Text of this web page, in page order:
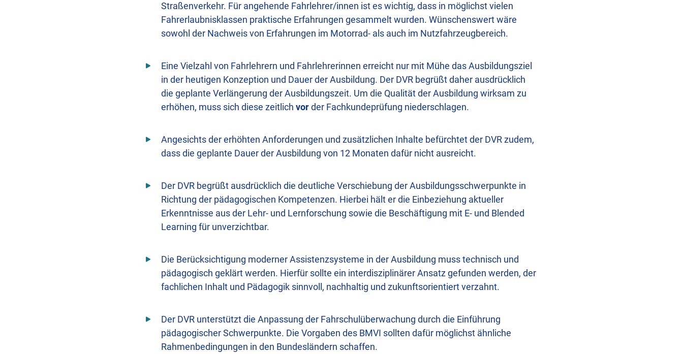
Straßenverkehr. Für angehende Fahrlehrer/innen ist es wichtig, dass in möglichst vielen
Fahrerlaubnisklassen praktische Erfahrungen gesammelt wurden. Wünschenswert wäre
sowohl der Nachweis von Erfahrungen im Motorrad- als auch im Nutzfahrzeugbereich.
Eine Vielzahl von Fahrlehrern und Fahrlehrerinnen erreicht nur mit Mühe das Ausbildungsziel
in der heutigen Konzeption und Dauer der Ausbildung. Der DVR begrüßt daher ausdrücklich
die geplante Verlängerung der Ausbildungszeit. Um die Qualität der Ausbildung wirksam zu
erhöhen, muss sich diese zeitlich vorder Fachkundeprüfung niederschlagen.
Angesichts der erhöhten Anforderungen und zusätzlichen Inhalte befürchtet der DVR zudem,
dass die geplante Dauer der Ausbildung von 12 Monaten dafür nicht ausreicht.
Der DVR begrüßt ausdrücklich die deutliche Verschiebung der Ausbildungsschwerpunkte in
Richtung der pädagogischen Kompetenzen. Hierbei hält er die Einbeziehung aktueller
Erkenntnisse aus der Lehr- und Lernforschung sowie die Beschäftigung mit E- und Blended
Learning für unverzichtbar.
Die Berücksichtigung moderner Assistenzsysteme in der Ausbildung muss technisch und
pädagogisch geklärt werden. Hierfür sollte ein interdisziplinärer Ansatz gefunden werden, der
fachlichen Inhalt und Pädagogik sinnvoll, nachhaltig und zukunftsorientiert verzahnt.
Der DVR unterstützt die Anpassung der Fahrschulüberwachung durch die Einführung
pädagogischer Schwerpunkte. Die Vorgaben des BMVI sollten dafür möglichst ähnliche
Rahmenbedingungen in den Bundesländern schaffen.